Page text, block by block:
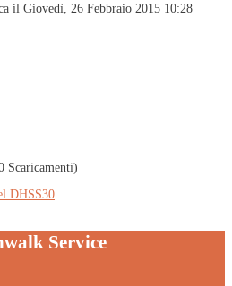
il Giovedì, 26 Febbraio 2015 10:28
Scaricamenti)
DHSS30
Service